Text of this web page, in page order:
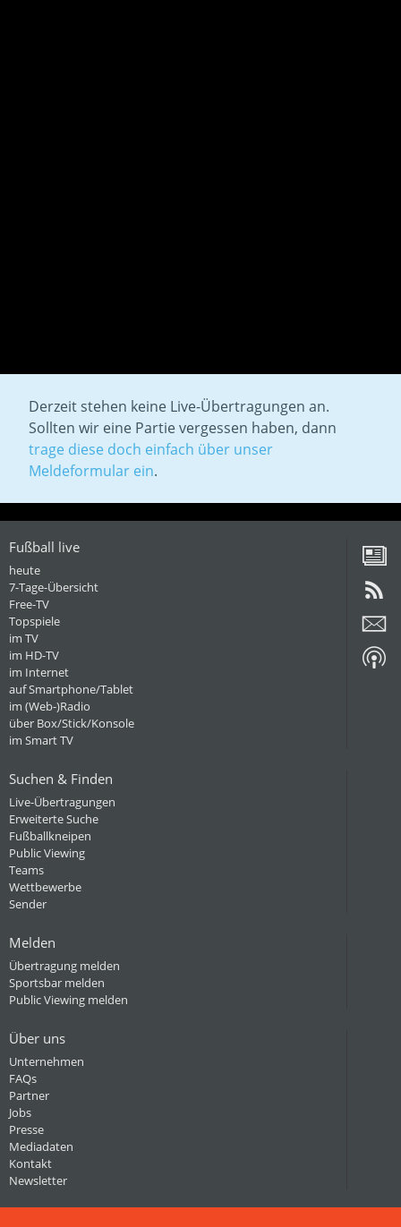
Derzeit stehen keine Live-Übertragungen an.
Sollten wir eine Partie vergessen haben, dann
trage diese doch einfach über unser
Meldeformular ein.
Fußball live
heute
7-Tage-Übersicht
Free-TV
Topspiele
im TV
im HD-TV
im Internet
auf Smartphone/Tablet
im (Web-)Radio
über Box/Stick/Konsole
im Smart TV
Suchen & Finden
Live-Übertragungen
Erweiterte Suche
Fußballkneipen
Public Viewing
Teams
Wettbewerbe
Sender
Melden
Übertragung melden
Sportsbar melden
Public Viewing melden
Über uns
Unternehmen
FAQs
Partner
Jobs
Presse
Mediadaten
Kontakt
Newsletter